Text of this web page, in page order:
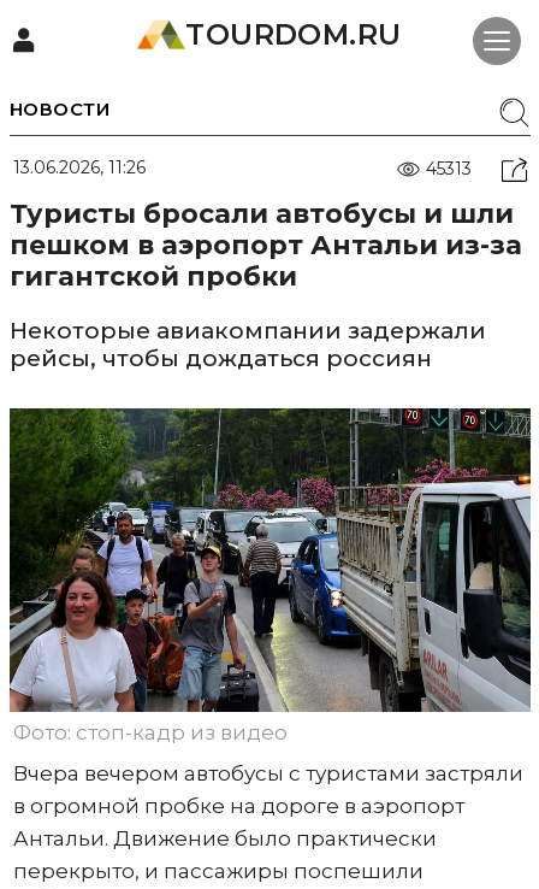
TOURDOM.RU
НОВОСТИ
13.06.2026, 11:26 45313
Туристы бросали автобусы и шли
пешком в аэропорт Антальи из-за
гигантской пробки
Некоторые авиакомпании задержали
рейсы, чтобы дождаться россиян
Фото: стоп-кадр из видео
Вчера вечером автобусы с туристами застряли
в огромной пробке на дороге в аэропорт
Антальи. Движение было практически
перекрыто, и пассажиры поспешили